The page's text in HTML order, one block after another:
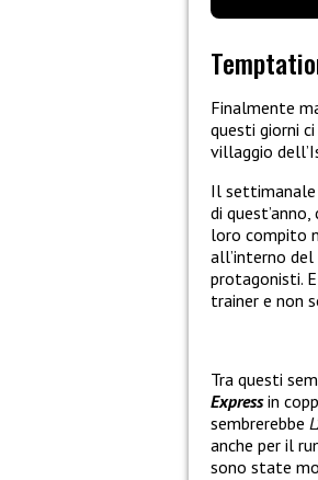
Finalmente
questi giorni
villaggio
Il settimanale
di
loro compito
all’interno del
protagonisti.
trainer e non
Tra questi
Expressin
sembrerebbe
anche per il
sono state